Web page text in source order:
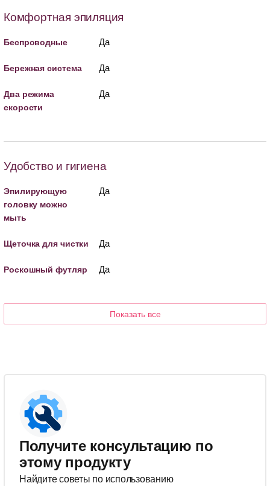
Комфортная эпиляция
Беспроводные Да
Бережная система Да
Два режима
скорости
Да
Удобство и гигиена
Эпилирующую
головку можно
мыть
Да
Щеточка для чистки Да
Роскошный футляр Да
Показать все
Получите консультацию по
этому продукту
Найдите советы по использованию